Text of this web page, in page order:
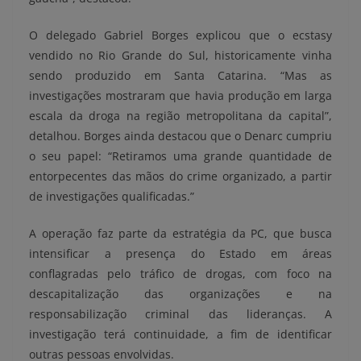
O delegado Gabriel Borges explicou que o ecstasy
vendido no Rio Grande do Sul, historicamente vinha
sendo produzido em Santa Catarina. “Mas as
investigações mostraram que havia produção em larga
escala da droga na região metropolitana da capital”,
detalhou. Borges ainda destacou que o Denarc cumpriu
o seu papel: “Retiramos uma grande quantidade de
entorpecentes das mãos do crime organizado, a partir
de investigações qualificadas.”
A operação faz parte da estratégia da PC, que busca
intensificar a presença do Estado em áreas
conflagradas pelo tráfico de drogas, com foco na
descapitalização das organizações e na
responsabilização criminal das lideranças. A
investigação terá continuidade, a fim de identificar
outras pessoas envolvidas.